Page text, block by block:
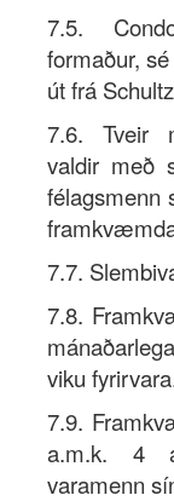
7.5.
formaður,
út frá
7.6. Tveir
valdir með
félagsmenn
7.7.
7.8.
viku
7.9.
a.m.k. 4
varamenn